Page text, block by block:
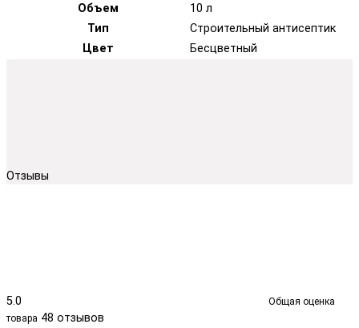
Объем
10 л
Тип
Строительный антисептик
Цвет
Бесцветный
Отзывы
5.0
Общая оценка
товара 48 отзывов